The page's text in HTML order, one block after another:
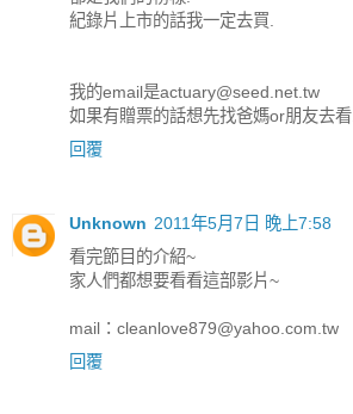
紀錄片上市的話我一定去買.
我的email是actuary@seed.net.tw
如果有贈票的話想先找爸媽or朋友去看.
回覆
Unknown 2011年5月7日 晚上7:58
看完節目的介紹~
家人們都想要看看這部影片~
mail：cleanlove879@yahoo.com.tw
回覆